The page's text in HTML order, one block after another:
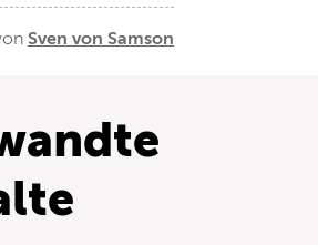
Sven von Samson